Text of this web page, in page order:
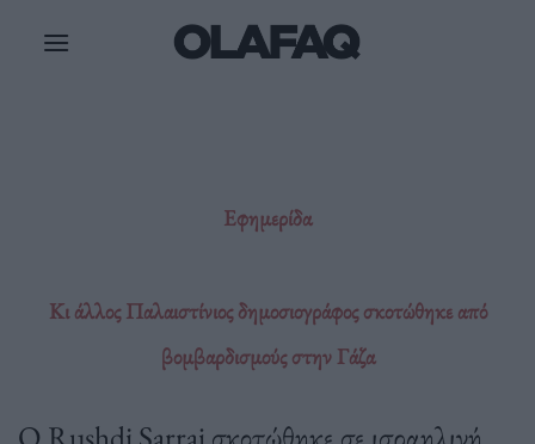
Εφημερίδα
Κι άλλος Παλαιστίνιος δημοσιογράφος σκοτώθηκε από
βομβαρδισμούς στην Γάζα